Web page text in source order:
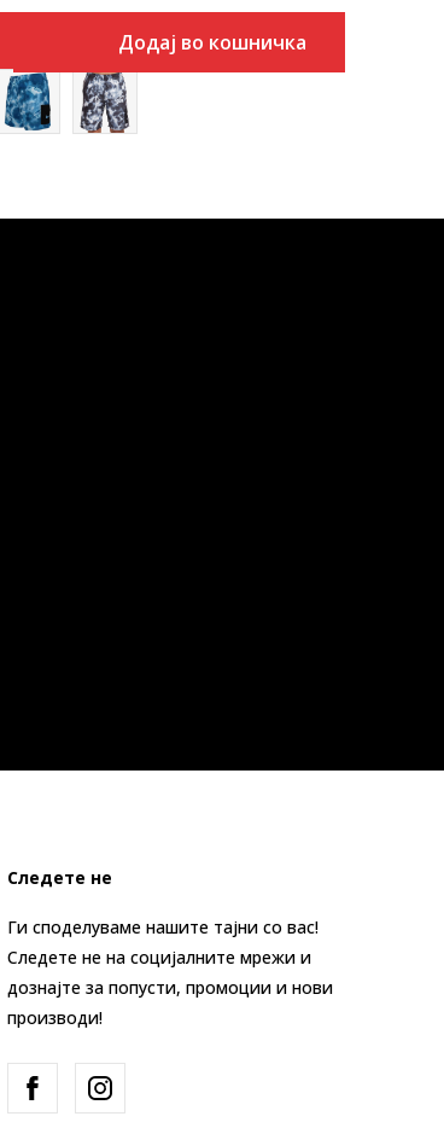
Додај во кошничка
Следете не
Ги споделуваме нашите тајни со вас!
Следете не на социјалните мрежи и
дознајте за попусти, промоции и нови
производи!